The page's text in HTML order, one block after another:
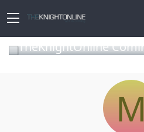
TheKnightOnline